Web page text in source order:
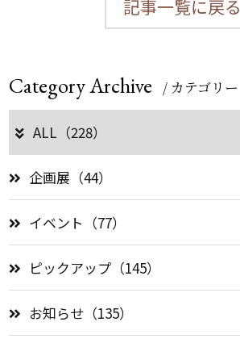
記事一覧に戻る
Category Archive / カテゴリー
ALL（228）
企画展（44）
イベント（77）
ピックアップ（145）
お知らせ（135）